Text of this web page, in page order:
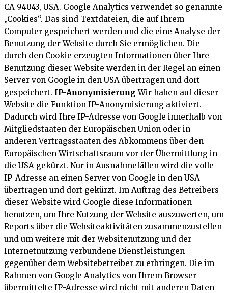
CA 94043, USA. Google Analytics verwendet so genannte
„Cookies“. Das sind Textdateien, die auf Ihrem
Computer gespeichert werden und die eine Analyse der
Benutzung der Website durch Sie ermöglichen. Die
durch den Cookie erzeugten Informationen über Ihre
Benutzung dieser Website werden in der Regel an einen
Server von Google in den USA übertragen und dort
gespeichert. IP-Anonymisierung Wir haben auf dieser
Website die Funktion IP-Anonymisierung aktiviert.
Dadurch wird Ihre IP-Adresse von Google innerhalb von
Mitgliedstaaten der Europäischen Union oder in
anderen Vertragsstaaten des Abkommens über den
Europäischen Wirtschaftsraum vor der Übermittlung in
die USA gekürzt. Nur in Ausnahmefällen wird die volle
IP-Adresse an einen Server von Google in den USA
übertragen und dort gekürzt. Im Auftrag des Betreibers
dieser Website wird Google diese Informationen
benutzen, um Ihre Nutzung der Website auszuwerten, um
Reports über die Websiteaktivitäten zusammenzustellen
und um weitere mit der Websitenutzung und der
Internetnutzung verbundene Dienstleistungen
gegenüber dem Websitebetreiber zu erbringen. Die im
Rahmen von Google Analytics von Ihrem Browser
übermittelte IP-Adresse wird nicht mit anderen Daten